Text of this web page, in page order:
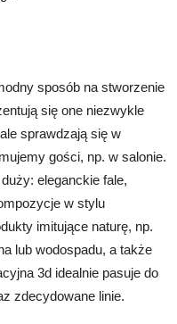
sposób na stworzenie
się one niezwykle
sprawdzają się w
gości, np. w salonie.
eleganckie fale,
w stylu
imitujące naturę, np.
lub wodospadu, a także
3d idealnie pasuje do
zdecydowane linie.